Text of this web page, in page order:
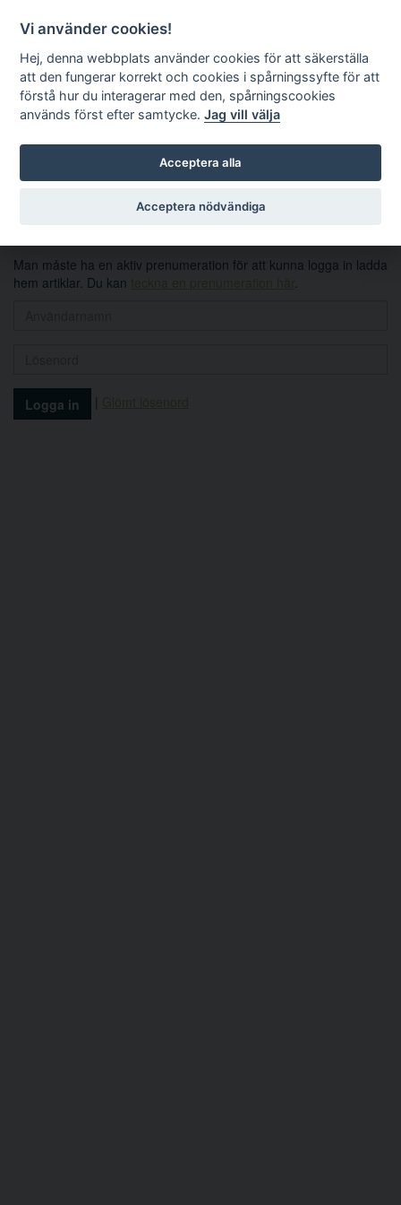
Sök
Logga in
Man måste ha en aktiv prenumeration för att kunna logga in ladda
hem artiklar. Du kan
|
Vi använder cookies!
Hej, denna webbplats använder cookies för att säkerställa
att den fungerar korrekt och cookies i spårningssyfte för att
förstå hur du interagerar med den, spårningscookies
används först efter samtycke.Jag vill välja
Acceptera alla
Acceptera nödvändiga